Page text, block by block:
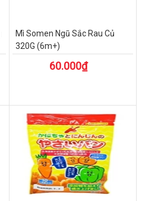
Mì Somen Ngũ Sắc Rau Củ
320G (6m+)
60.000₫